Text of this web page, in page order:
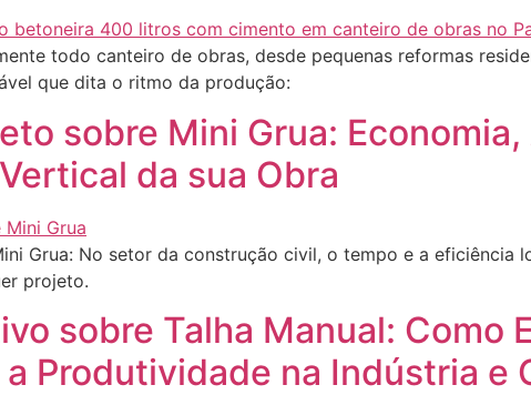
todo canteiro de obras, desde pequenas reformas
que dita o ritmo da produção:
sobre Mini Grua:
da sua Obra
Grua: No setor da construção civil, o tempo e a eficiência
projeto.
sobre Talha Manual: Como
Produtividade na Indústria e